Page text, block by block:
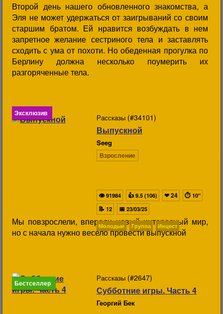
Второй день нашего обновленного знакомства, а
Эля не может удержаться от заигрываний со своим
старшим братом. Ей нравится возбуждать в нем
запретное желание сестриного тела и заставлять
сходить с ума от похоти. Но обеденная прогулка по
Берлину должна несколько поумерить их
разгоряченные тела.
Эксклюзив
Рассказы (#34101)
Выпускной
Seeg
Взросление
Мы повзрослели, впереди новый интересный мир,
но с начала нужно весело провести выпускной
👁91984 👍 9.5 (106) ❤24 ⏱ 10"
📝 12 📅 23/03/25
Молодые Группа Инцест
Бестселлер
Рассказы (#2647)
Субботние игры. Часть 4
Георгий Бек